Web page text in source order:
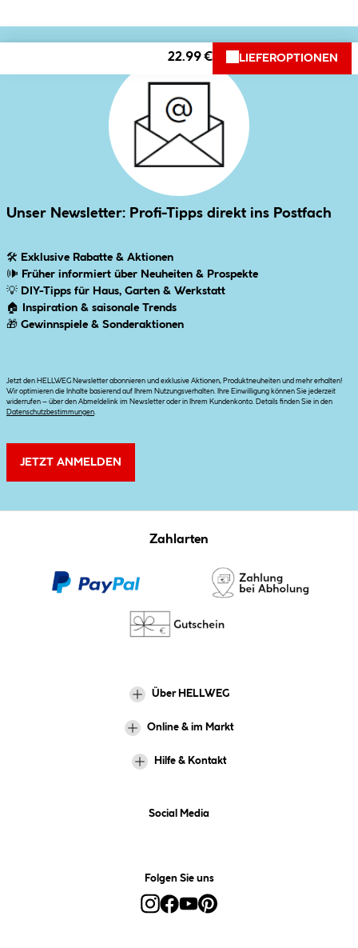
22.99 € LIEFEROPTIONEN
Unser Newsletter: Profi-Tipps direkt ins Postfach
🛠 Exklusive Rabatte & Aktionen
🕪 Früher informiert über Neuheiten & Prospekte
💡 DIY-Tipps für Haus, Garten & Werkstatt
🏠
Inspiration & saisonale Trends
🎁 Gewinnspiele & Sonderaktionen
Jetzt den HELLWEG Newsletter abonnieren und exklusive Aktionen, Produktneuheiten und mehr erhalten!
Wir optimieren die Inhalte basierend auf Ihrem Nutzungsverhalten. Ihre Einwilligung können Sie jederzeit
widerrufen – über den Abmeldelink im Newsletter oder in Ihrem Kundenkonto. Details finden Sie in den
Datenschutzbestimmungen
JETZT ANMELDEN
Zahlarten
Über HELLWEG
Online & im Markt
Hilfe & Kontakt
Social Media
Folgen Sie uns